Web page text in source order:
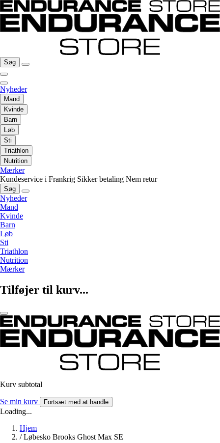
Søg
Nyheder
Mand
Kvinde
Barn
Løb
Sti
Triathlon
Nutrition
Mærker
Kundeservice i Frankrig Sikker betaling Nem retur
Søg
Nyheder
Mand
Kvinde
Barn
Løb
Sti
Triathlon
Nutrition
Mærker
Tilføjer til kurv...
Kurv subtotal
Se min kurv Fortsæt med at handle
Loading...
Hjem
/ Løbesko Brooks Ghost Max SE